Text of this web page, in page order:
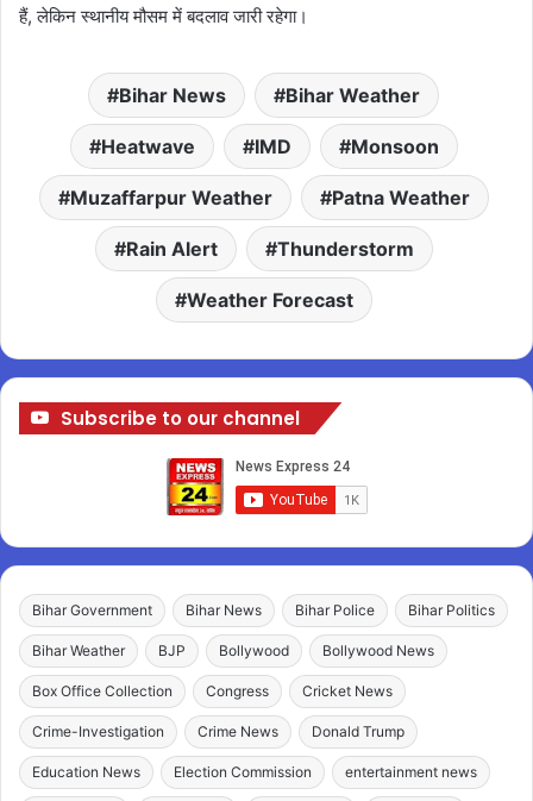
हैं, लेकिन स्थानीय मौसम में बदलाव जारी रहेगा।
Bihar News Bihar Weather
Heatwave IMD Monsoon
Muzaffarpur Weather Patna Weather
Rain Alert Thunderstorm
Weather Forecast
Subscribe to our channel
Bihar Government Bihar News Bihar Police Bihar Politics
Bihar Weather BJP Bollywood Bollywood News
Box Office Collection Congress Cricket News
Crime-Investigation Crime News Donald Trump
Education News Election Commission entertainment news